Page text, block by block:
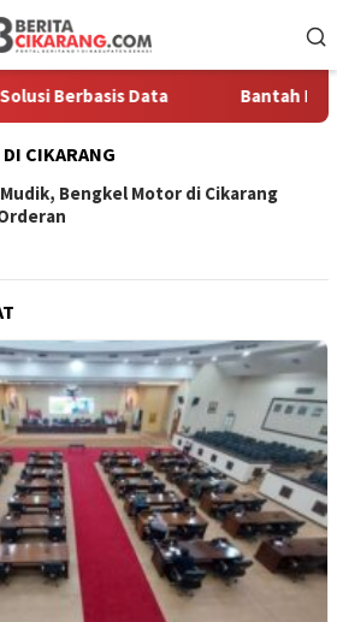
Berbasis Data Bantah Disebut
CIKARANG
Bengkel Motor di Cikarang